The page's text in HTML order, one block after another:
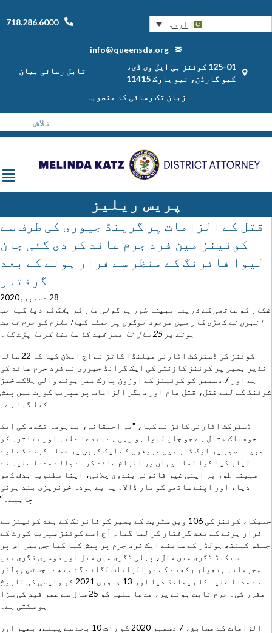
اردو 718.286.6000
info@queensda.org
125-01 کوئنز بی ایل وی ڈی،
کیو گارڈن، نیو یارک 11415
قابل رسائی بیان
زبان تک رسائی کا منصوبہ
پریس ریلیز
قتل کے الزامات پر گرینڈ جیوری کی طرف سے
کوئینز مین فرد جرم عائد کر دی گئی جان
لیوا فائرنگ کے منظر سے فرار ہونے کے بعد
گرفتار
28 دسمبر, 2020
شکار کو ساتھی کے ذریعہ مبینہ طور پر گولی مار کر ہلاک کر دیا گیا جب
انہوں نے کھڑی کار میں موجود لوگوں پر حملہ کیا: ملزم کو جرم ثابت
ہونے پر 25 سال تا عمر قید کا سامنا کرنا پڑے گا۔
کوئنز کی ڈسٹرکٹ اٹارنی میلنڈا کاٹز نے آج اعلان کیا کہ 22 سالہ
نذیر بصیر پر کوئنز کاؤنٹی کی ایک گرانڈ جیوری نے فرد جرم عائد کی
ہے اور 7 دسمبر کو کوئینز کے اوزون پارک میں ہونے والی ہلاکت خیز
شوٹنگ کے لیے قتل، قتل عام اور دیگر الزامات پر سپریم کورٹ میں پیش
کیا گیا ہے۔
ڈسٹرکٹ اٹارنی کاٹز نے کہا، "یہ احمقانہ، بے ہودہ تشدد کی ایک
خوفناک مثال ہے جو جان لیوا ہو رہی ہے۔ مدعا علیہ اور متاثرہ کو
مبینہ طور پر ایک کار میں حریفوں کے ایک گروپ پر حملہ کرنے کے لیے
تیار کیا گیا تھا۔ یہاں پر الزام عائد کرنے والے مدعا علیہ نے
مبینہ طور پر اپنی غیر قانونی بندوق چلائی، اپنا مطلوبہ ہدف کھو
دیا، اور اپنے ساتھی کو مار ڈالا۔ یہ بے ہودہ خونریزی بند ہونی
چاہیے۔‘‘
جمیکا، کوئنز کی 106 ویں سٹریٹ کے بصیر کو فائرنگ کے بعد کوئینز سے
فرار ہونے کے بعد گرفتار کر لیا گیا۔ آج اسے کوئنز سپریم کورٹ کے
جسٹس کینتھ ہولڈر کے سامنے ایک فرد جرم پر پیش کیا گیا جس میں اس پر
سیکنڈ ڈگری میں قتل، پہلی ڈگری میں قتل اور دوسری ڈگری میں
مجرمانہ ہتھیار رکھنے کے دو الزامات لگائے گئے تھے۔ جسٹس ہولڈر
نے مدعا علیہ کا ریمانڈ دیا اور 13 جنوری 2021 کو واپسی کی تاریخ
مقرر کی۔ جرم ثابت ہونے پر، مدعا علیہ کو 25 سال سے عمر قید کی سزا
ہو سکتی ہے۔
الزامات کے مطابق، 7 دسمبر 2020 کو رات 10 بجے سے پہلے، بصیر اور